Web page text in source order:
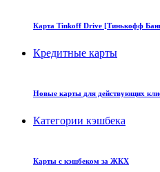
Карта Tinkoff Drive [Тинькофф
Кредитные карты
Новые карты для действующих
Категории кэшбека
Карты с кэшбеком за ЖКХ